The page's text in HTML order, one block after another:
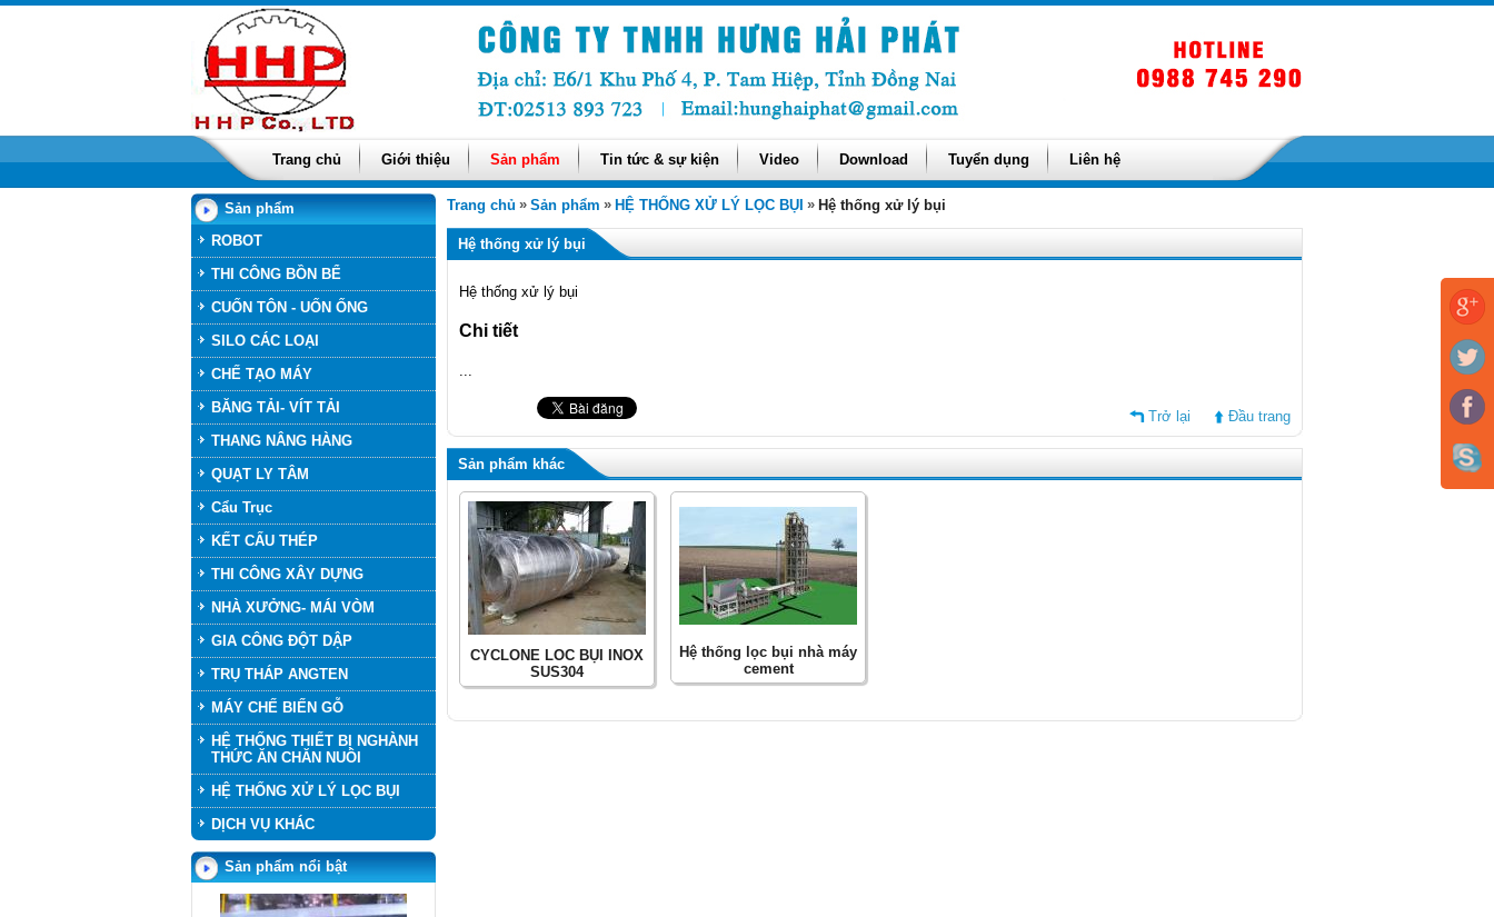
Trang chủ Giới thiệu Sản phẩm Tin tức & sự kiện Video Download Tuyển dụng Liên hệ
Sản phẩm
ROBOT
THI CÔNG BỒN BỂ
CUỐN TÔN - UỐN ỐNG
SILO CÁC LOẠI
CHẾ TẠO MÁY
BĂNG TẢI- VÍT TẢI
THANG NÂNG HÀNG
QUẠT LY TÂM
Cẩu Trục
KẾT CẤU THÉP
THI CÔNG XÂY DỰNG
NHÀ XƯỞNG- MÁI VÒM
GIA CÔNG ĐỘT DẬP
TRỤ THÁP ANGTEN
MÁY CHẾ BIẾN GỖ
HỆ THỐNG THIẾT BỊ NGHÀNH
THỨC ĂN CHĂN NUÔI
HỆ THỐNG XỬ LÝ LỌC BỤI
DỊCH VỤ KHÁC
Sản phẩm nổi bật
SILO HOME
Trang chủ » Sản phẩm » HỆ THỐNG XỬ LÝ LỌC BỤI » Hệ thống xử lý bụi
Hệ thống xử lý bụi
Hệ thống xử lý bụi
Chi tiết
Trở lại Đầu trang
Sản phẩm khác
CYCLONE LOC BỤI INOX
SUS304
Hệ thống lọc bụi nhà máy
cement